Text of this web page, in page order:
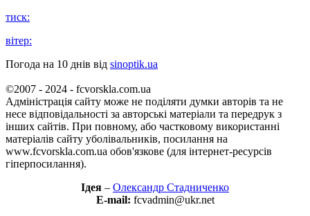
тиск:
вітер:
Погода на 10 днів від sinoptik.ua
©2007 - 2024 - fcvorskla.com.ua
Адміністрація сайту може не поділяти думки авторів та не
несе відповідальності за авторські матеріали та передрук з
інших сайтів. При повному, або частковому використанні
матеріалів сайту уболівальників, посилання на
www.fcvorskla.com.ua обов'язкове (для інтернет-ресурсів
гіперпосилання).
Ідея – Олександр Стадниченко
E-mail: fcvadmin@ukr.net